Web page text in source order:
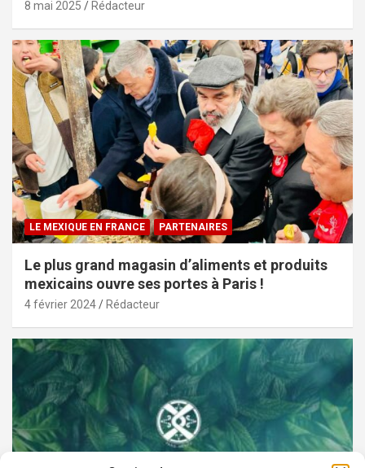
8 mai 2025 Rédacteur
LE MEXIQUE EN FRANCE PARTENAIRES
Le plus grand magasin d’aliments et produits
mexicains ouvre ses portes à Paris !
4 février 2024 Rédacteur